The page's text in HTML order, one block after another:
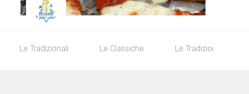
Le Tradizionali Le Classiche Le Tradizionali Maxi